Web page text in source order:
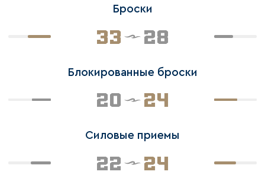
Броски
33 28
Блокированные броски
20 24
Силовые приемы
22 24